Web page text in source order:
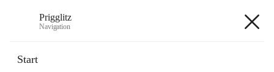
Prigglitz
Navigation
Start